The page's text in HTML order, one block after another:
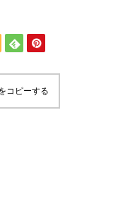
コピーする